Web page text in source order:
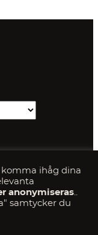
komma ihåg dina
anonymiseras..
samtycker du